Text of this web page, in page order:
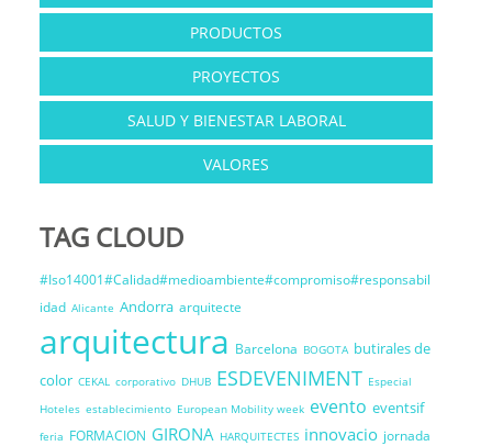
PRODUCTOS
PROYECTOS
SALUD Y BIENESTAR LABORAL
VALORES
TAG CLOUD
#Iso14001#Calidad#medioambiente#compromiso#responsabil
idad Alicante Andorra arquitecte
arquitectura Barcelona BOGOTA butirales de
color CEKAL corporativo DHUB ESDEVENIMENT Especial
Hoteles establecimiento European Mobility week evento eventsif
feria FORMACION GIRONA HARQUITECTES innovacio jornada